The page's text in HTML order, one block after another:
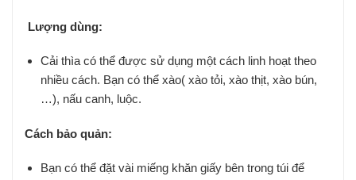
Lượng dùng:
Cải thìa có thể được sử dụng một cách linh hoạt theo
nhiều cách. Bạn có thể xào( xào tỏi, xào thịt, xào bún,
…), nấu canh, luộc.
Cách bảo quản:
Bạn có thể đặt vài miếng khăn giấy bên trong túi để